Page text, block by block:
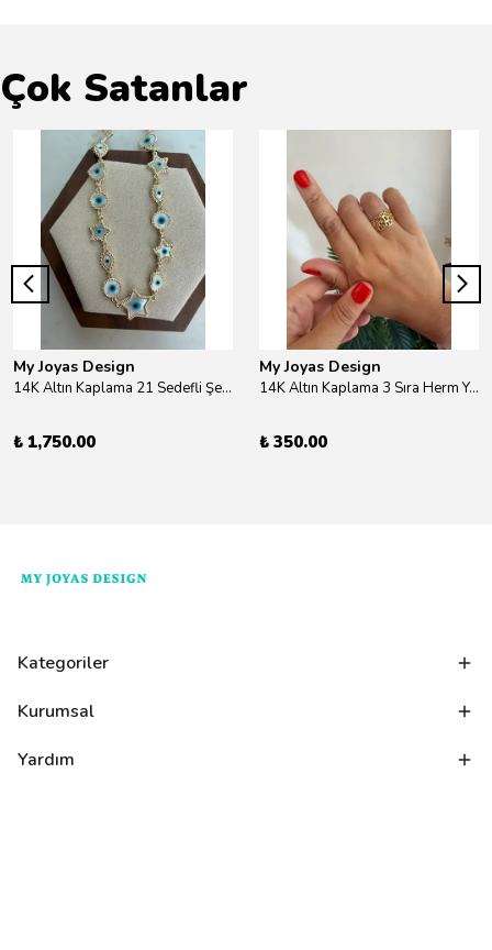
Çok Satanlar
My Joyas Design
14K Altın Kaplama 21 Sedefli Şekiller Kolye 46cm
₺ 1,750.00
My Joyas Design
14K Altın Kaplama 3 Sıra Herm Yüzük Gold
₺ 350.00
Kategoriler
Kurumsal
Yardım